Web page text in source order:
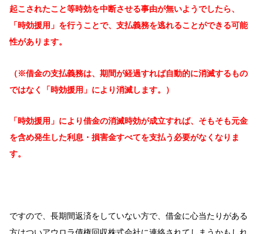
起こされたこと等時効を中断させる事由が無いようでしたら、
「時効援用」を行うことで、支払義務を逃れることができる可能
性があります。
（※借金の支払義務は、期間が経過すれば自動的に消滅するもの
ではなく「時効援用」により消滅します。）
「時効援用」により借金の消滅時効が成立すれば、そもそも元金
を含め発生した利息・損害金すべてを支払う必要がなくなりま
す。
ですので、長期間返済をしていない方で、借金に心当たりがある